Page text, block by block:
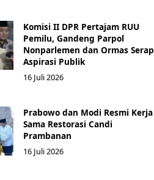
Komisi II DPR Pertajam RUU
Pemilu, Gandeng Parpol
Nonparlemen dan Ormas Serap
Aspirasi Publik
16 Juli 2026
Prabowo dan Modi Resmi Kerja
Sama Restorasi Candi
Prambanan
16 Juli 2026